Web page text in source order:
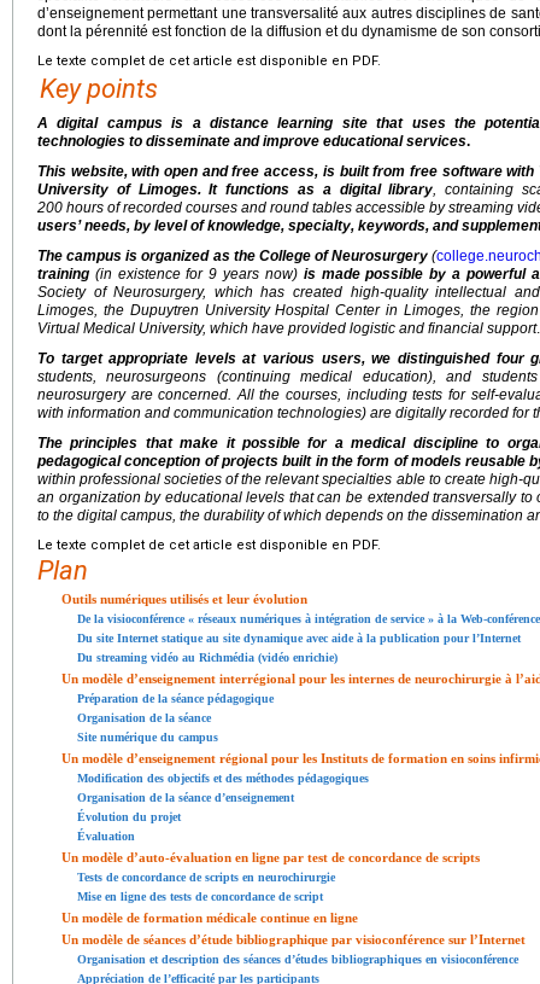
d’enseignement permettant une transversalité aux autres disciplines de
dont la pérennité est fonction de la diffusion et du dynamisme de son
Le texte complet de cet article est disponible en PDF.
Key points
A digital campus is a distance learning site that uses the
technologies to disseminate and improve educational services.
This website, with open and free access, is built from free software
University of Limoges. It functions as a digital library, containing
200 hours of recorded courses and round tables accessible by streaming
users’ needs, by level of knowledge, specialty, keywords, and
The campus is organized as the College of Neurosurgery (
training (in existence for 9 years now) is made possible by a powerful
Society of Neurosurgery, which has created high-quality intellectual
Limoges, the Dupuytren University Hospital Center in Limoges, the
Virtual Medical University, which have provided logistic and financial support.
To target appropriate levels at various users, we distinguished four
students, neurosurgeons (continuing medical education), and
neurosurgery are concerned. All the courses, including tests for self-
with information and communication technologies) are digitally recorded for
The principles that make it possible for a medical discipline to
pedagogical conception of projects built in the form of models reusable
within professional societies of the relevant specialties able to create high-
an organization by educational levels that can be extended transversally
to the digital campus, the durability of which depends on the dissemination
Le texte complet de cet article est disponible en PDF.
Plan
Outils numériques utilisés et leur évolution
De la visioconférence « réseaux numériques à intégration de service » à la Web-
Du site Internet statique au site dynamique avec aide à la publication pour l’Internet
Du streaming vidéo au Richmédia (vidéo enrichie)
Un modèle d’enseignement interrégional pour les internes de neurochirurgie à
Préparation de la séance pédagogique
Organisation de la séance
Site numérique du campus
Un modèle d’enseignement régional pour les Instituts de formation en soins
Modification des objectifs et des méthodes pédagogiques
Organisation de la séance d’enseignement
Évolution du projet
Évaluation
Un modèle d’auto-évaluation en ligne par test de concordance de scripts
Tests de concordance de scripts en neurochirurgie
Mise en ligne des tests de concordance de script
Un modèle de formation médicale continue en ligne
Un modèle de séances d’étude bibliographique par visioconférence sur l’Internet
Organisation et description des séances d’études bibliographiques en visioconférence
Appréciation de l’efficacité par les participants